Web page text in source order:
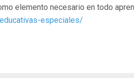
elemento necesario en todo
especiales/